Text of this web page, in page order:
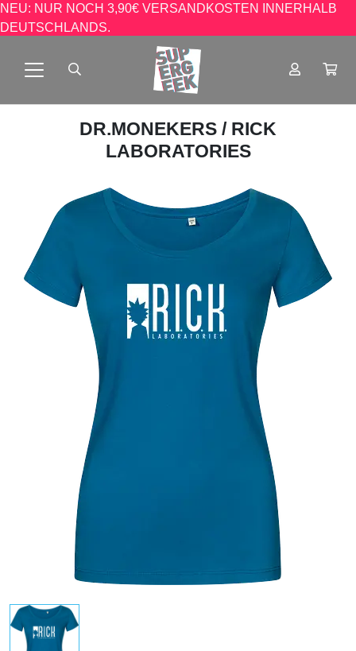
NEU: NUR NOCH 3,90€ VERSANDKOSTEN INNERHALB
DEUTSCHLANDS.
DR.MONEKERS / RICK
LABORATORIES